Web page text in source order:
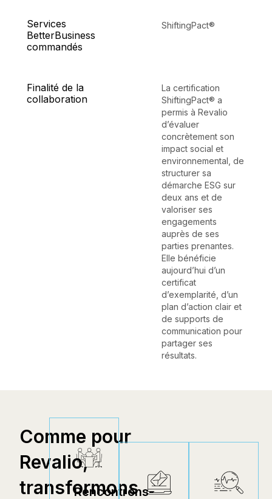
Services
BetterBusiness
commandés
ShiftingPact®
Finalité de la
collaboration
La certification
ShiftingPact® a
permis à Revalio
d’évaluer
concrètement son
impact social et
environnemental, de
structurer sa
démarche ESG sur
deux ans et de
valoriser ses
engagements
auprès de ses
parties prenantes.
Elle bénéficie
aujourd’hui d’un
certificat
d’exemplarité, d’un
plan d’action clair et
de supports de
communication pour
partager ses
résultats.
Comme pour
Revalio,
transformons
Rencontrons-